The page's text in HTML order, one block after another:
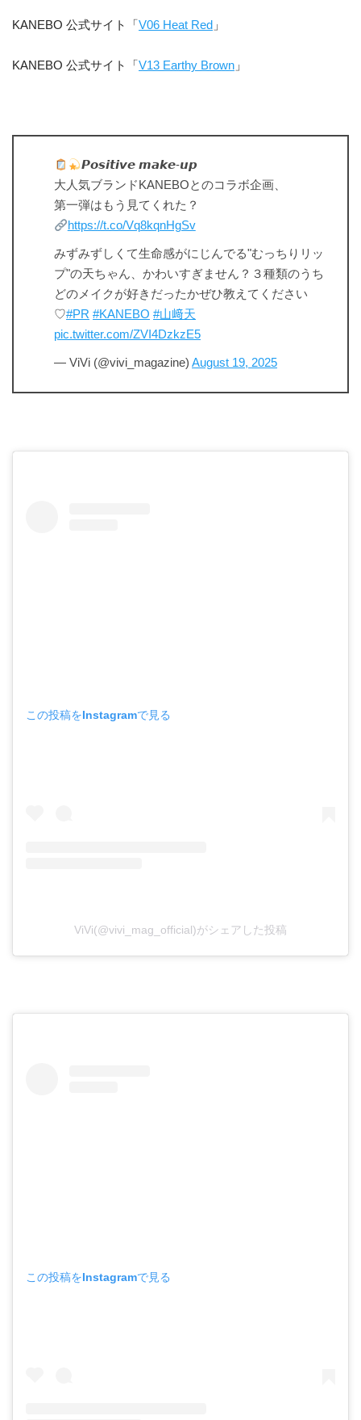
KANEBO 公式サイト「 V06 Heat Red 」
KANEBO 公式サイト「 V13 Earthy Brown 」
𝙋𝙤𝙨𝙞𝙩𝙞𝙫𝙚 𝙢𝙖𝙠𝙚-𝙪𝙥
大人気ブランドKANEBOとのコラボ企画、
第一弾はもう見てくれた？
https://t.co/Vq8kqnHgSv
みずみずしくて生命感がにじんでる"むっちりリッ
プ"の天ちゃん、かわいすぎません？３種類のうち
どのメイクが好きだったかぜひ教えてください
♡#PR #KANEBO #山﨑天
pic.twitter.com/ZVI4DzkzE5
— ViVi (@vivi_magazine) August 19, 2025
この投稿をInstagramで見る
ViVi(@vivi_mag_official)がシェアした投稿
この投稿をInstagramで見る